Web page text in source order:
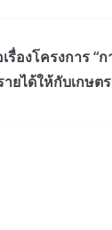
รื่องโครงการ
ยได้ให้กับเกษต